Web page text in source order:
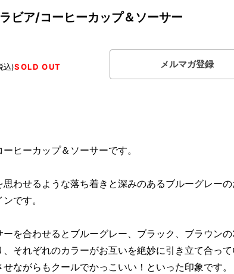
ビア/コーヒーカップ＆ソーサー
込)SOLD OUT メルマガ登録
ヒーカップ＆ソーサーです。
思わせるような落ち着きと深みのあるブルーグレー
です。
ーを合わせるとブルーグレー、ブラック、ブラウン
、それぞれのカラーがお互いを絶妙に引き立て合っ
ながらもクールでかっこいい！といった印象です。